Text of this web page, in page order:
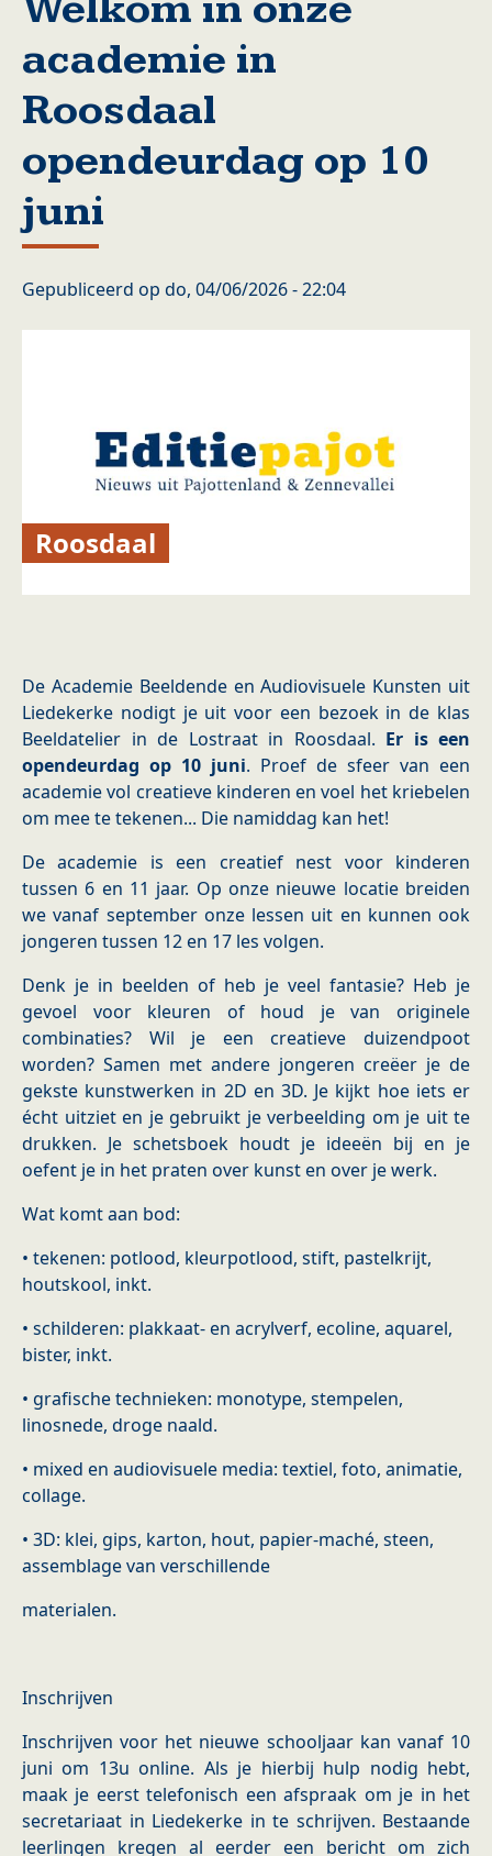
academie in
Roosdaal
opendeurdag op 10
juni
Gepubliceerd op do, 04/06/2026 - 22:04
Roosdaal
De Academie Beeldende en Audiovisuele Kunsten uit
Liedekerke nodigt je uit voor een bezoek in de klas
Beeldatelier in de Lostraat in Roosdaal. Er is een
opendeurdag op 10 juni. Proef de sfeer van een
academie vol creatieve kinderen en voel het kriebelen
om mee te tekenen... Die namiddag kan het!
De academie is een creatief nest voor kinderen
tussen 6 en 11 jaar. Op onze nieuwe locatie breiden
we vanaf september onze lessen uit en kunnen ook
jongeren tussen 12 en 17 les volgen.
Denk je in beelden of heb je veel fantasie? Heb je
gevoel voor kleuren of houd je van originele
combinaties? Wil je een creatieve duizendpoot
worden? Samen met andere jongeren creëer je de
gekste kunstwerken in 2D en 3D. Je kijkt hoe iets er
écht uitziet en je gebruikt je verbeelding om je uit te
drukken. Je schetsboek houdt je ideeën bij en je
oefent je in het praten over kunst en over je werk.
Wat komt aan bod:
• tekenen: potlood, kleurpotlood, stift, pastelkrijt,
houtskool, inkt.
• schilderen: plakkaat- en acrylverf, ecoline, aquarel,
bister, inkt.
• grafische technieken: monotype, stempelen,
linosnede, droge naald.
• mixed en audiovisuele media: textiel, foto, animatie,
collage.
• 3D: klei, gips, karton, hout, papier-maché, steen,
assemblage van verschillende
materialen.
Inschrijven
Inschrijven voor het nieuwe schooljaar kan vanaf 10
juni om 13u online. Als je hierbij hulp nodig hebt,
maak je eerst telefonisch een afspraak om je in het
secretariaat in Liedekerke in te schrijven. Bestaande
leerlingen kregen al eerder een bericht om zich